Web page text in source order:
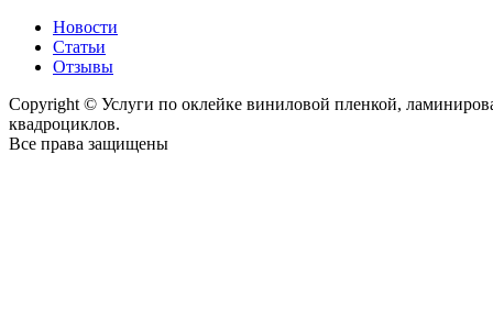
Новости
Статьи
Отзывы
Copyright © Услуги по оклейке виниловой пленкой,
квадроциклов.
Все права защищены